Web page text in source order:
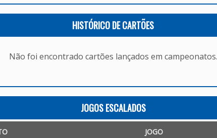
HISTÓRICO DE CARTÕES
Não foi encontrado cartões lançados em campeonatos.
JOGOS ESCALADOS
JOGO